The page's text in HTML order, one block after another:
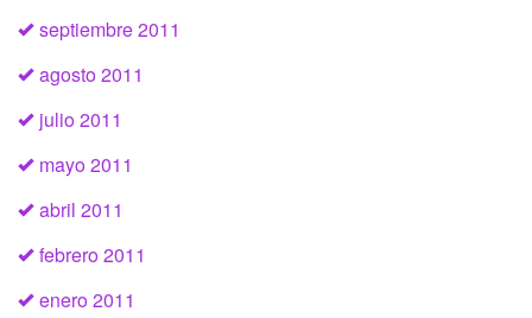
septiembre 2011
agosto 2011
julio 2011
mayo 2011
abril 2011
febrero 2011
enero 2011